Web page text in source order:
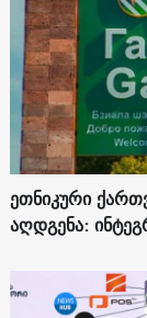
ეთნიკური
აღდგენა: